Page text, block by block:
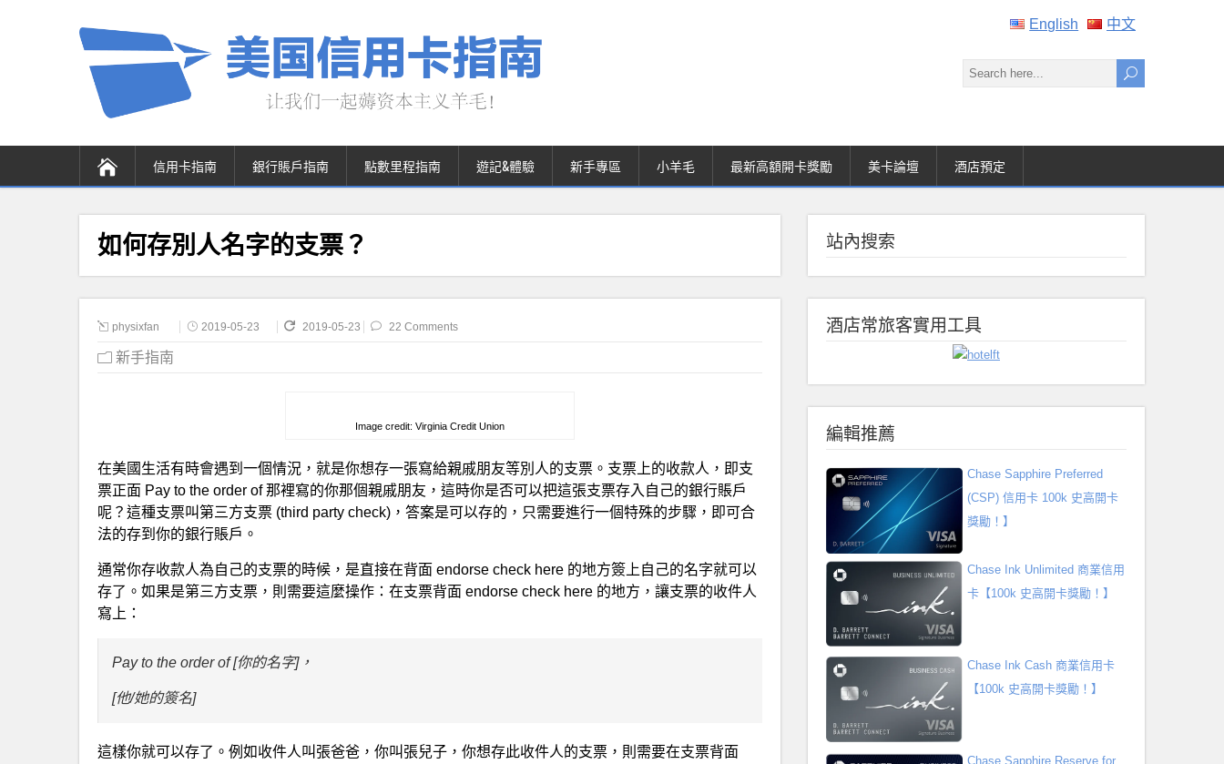
English 中文
信用卡指南 銀行賬戶指南 點數里程指南 遊記&體驗 新手專區 小羊毛 最新高額開卡獎勵 美卡論壇 酒店預定
如何存別人名字的支票？
physixfan 2019-05-23 2019-05-23 22 Comments
新手指南
Image credit: Virginia Credit Union
在美國生活有時會遇到一個情況，就是你想存一張寫給親戚朋友等別人的支票。支票上的收款人，即支
票正面 Pay to the order of 那裡寫的你那個親戚朋友，這時你是否可以把這張支票存入自己的銀行賬戶
呢？這種支票叫第三方支票 (third party check)，答案是可以存的，只需要進行一個特殊的步驟，即可合
法的存到你的銀行賬戶。
通常你存收款人為自己的支票的時候，是直接在背面 endorse check here 的地方簽上自己的名字就可以
存了。如果是第三方支票，則需要這麼操作：在支票背面 endorse check here 的地方，讓支票的收件人
寫上：
Pay to the order of [你的名字]，
[他/她的簽名]
這樣你就可以存了。例如收件人叫張爸爸，你叫張兒子，你想存此收件人的支票，則需要在支票背面
站內搜索
酒店常旅客實用工具
編輯推薦
Chase Sapphire Preferred
(CSP) 信用卡 100k 史高開卡
獎勵！】
Chase Ink Unlimited 商業信用
卡【100k 史高開卡獎勵！】
Chase Ink Cash 商業信用卡
【100k 史高開卡獎勵！】
Chase Sapphire Reserve for